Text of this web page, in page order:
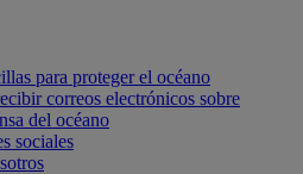
para proteger el océano
correos electrónicos sobre
del océano
sociales